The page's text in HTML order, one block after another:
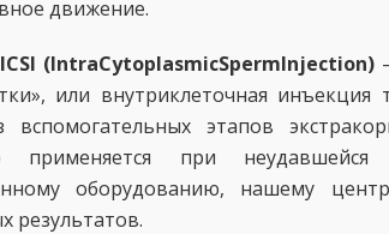
движение.
(IntraCytoplasmicSpermInjection)
или внутриклеточная
этапов
применяется при
оборудованию, нашему
результатов.